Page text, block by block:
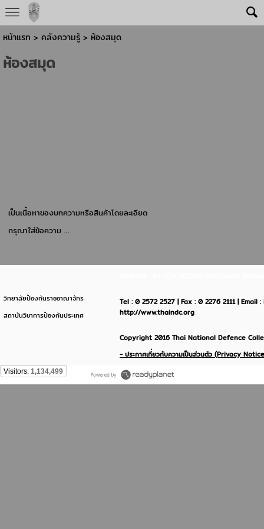
หน้าแรก > คลังความรู้> ห้องสมุด
ห้องสมุด
เป็นเนื้อหาของบทความหรือสินค้าโดยละเอียด
กรุณาใส่ข้อความ …
วิทยาลัยป้องกันราชอาณาจักร
สถาบันวิชาการป้องกันประเทศ
Tel : 0 2572 2527 | Fax : 0 2276 2111 |
http://www.thaindc.org
Copyright 2016 Thai National Defence
- ประกาศเกี่ยวกับความเป็นส่วนตัว (Privacy
Visitors: 1,134,499